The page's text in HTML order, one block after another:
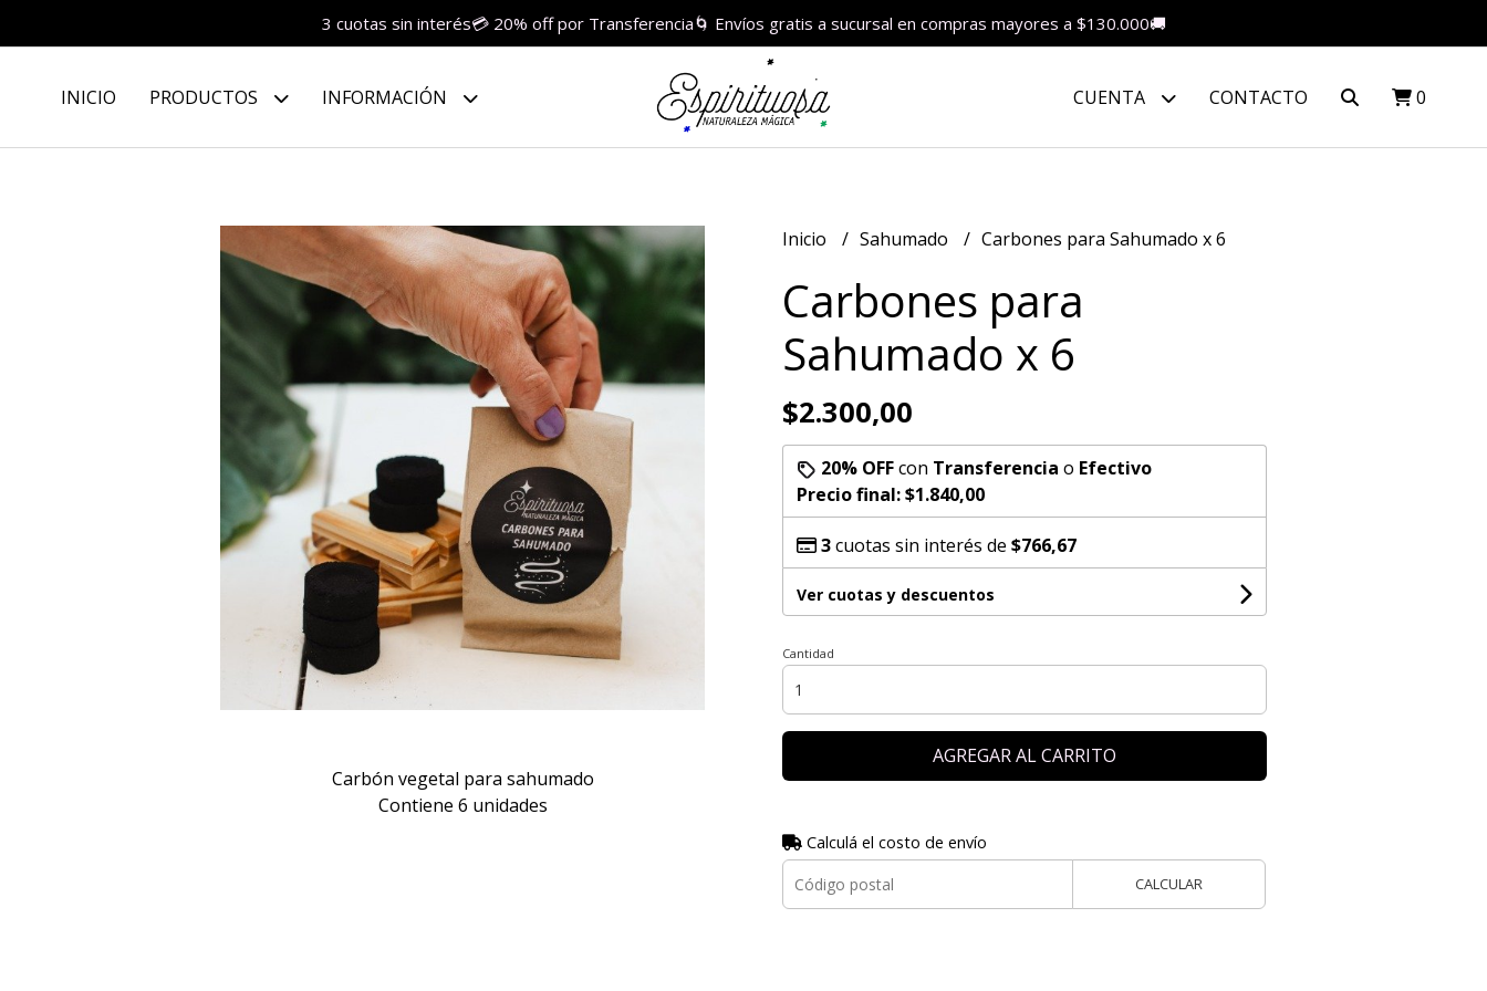
3 cuotas sin interés💳 20% off por Transferencia🌀 Envíos gratis a sucursal en compras mayores a $130.000🚚
INICIO PRODUCTOS INFORMACIÓN CUENTA CONTACTO 0
Carbón vegetal para sahumado
Contiene 6 unidades
Inicio Sahumado Carbones para Sahumado x 6
Carbones para
Sahumado x 6
$2.300,00
20% OFFcon Transferencia o Efectivo
Precio final:$1.840,00
3cuotas sin interés de $766,67
Ver cuotas y descuentos
Cantidad
AGREGAR AL CARRITO
Calculá el costo de envío
CALCULAR